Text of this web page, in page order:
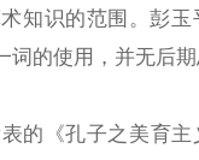
知识的范围。彭玉
词的使用，并无后
的《孔子之美育